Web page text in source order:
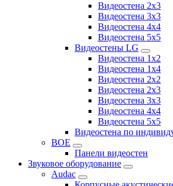
Видеостена 2х3
Видеостена 3x3
Видеостена 4x4
Видеостена 5x5
Видеостены LG
Видеостена 1x2
Видеостена 1x4
Видеостена 2x2
Видеостена 2x3
Видеостена 3x3
Видеостена 4x4
Видеостена 5x5
Видеостена по
BOE
Панели видеостен
Звуковое оборудование
Audac